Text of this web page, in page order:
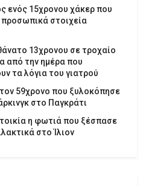
ενός 15χρονου χάκερ που
στοιχεία
13χρονου σε τροχαίο
από την ημέρα που
τα λόγια του γιατρού
59χρονο που ξυλοκόπησε
στο Παγκράτι
η φωτιά που ξέσπασε
στο Ίλιον